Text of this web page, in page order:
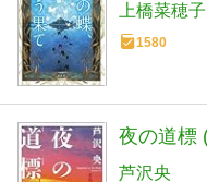
上橋菜穂子
1580
夜の道標
芦沢央